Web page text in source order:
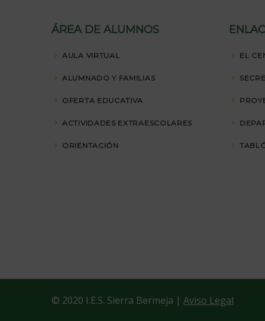
ÁREA DE ALUMNOS
AULA VIRTUAL
ALUMNADO Y FAMILIAS
OFERTA EDUCATIVA
ACTIVIDADES EXTRAESCOLARES
ORIENTACIÓN
EL
© 2020 I.E.S. Sierra Bermeja | Aviso Legal